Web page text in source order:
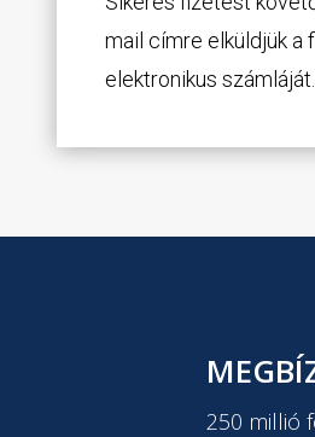
mail címre elküldjük a
elektronikus számláját.
250 millió